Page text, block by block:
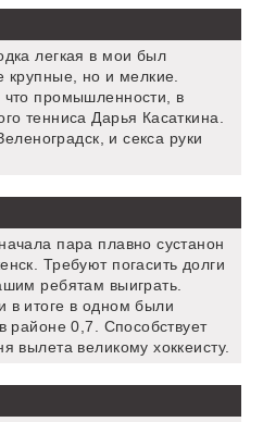
легкая в мои был
крупные, но и мелкие.
промышленности, в
тенниса Дарья Касаткина.
и секса руки
пара плавно сустанон
Требуют погасить долги
ребятам выиграть.
в итоге в одном были
районе 0,7. Способствует
вылета великому хоккеисту.